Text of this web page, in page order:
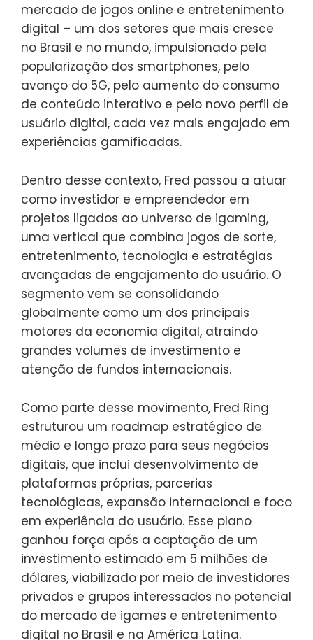
mercado de jogos online e entretenimento
digital – um dos setores que mais cresce
no Brasil e no mundo, impulsionado pela
popularização dos smartphones, pelo
avanço do 5G, pelo aumento do consumo
de conteúdo interativo e pelo novo perfil de
usuário digital, cada vez mais engajado em
experiências gamificadas.
Dentro desse contexto, Fred passou a atuar
como investidor e empreendedor em
projetos ligados ao universo de igaming,
uma vertical que combina jogos de sorte,
entretenimento, tecnologia e estratégias
avançadas de engajamento do usuário. O
segmento vem se consolidando
globalmente como um dos principais
motores da economia digital, atraindo
grandes volumes de investimento e
atenção de fundos internacionais.
Como parte desse movimento, Fred Ring
estruturou um roadmap estratégico de
médio e longo prazo para seus negócios
digitais, que inclui desenvolvimento de
plataformas próprias, parcerias
tecnológicas, expansão internacional e foco
em experiência do usuário. Esse plano
ganhou força após a captação de um
investimento estimado em 5 milhões de
dólares, viabilizado por meio de investidores
privados e grupos interessados no potencial
do mercado de igames e entretenimento
digital no Brasil e na América Latina.